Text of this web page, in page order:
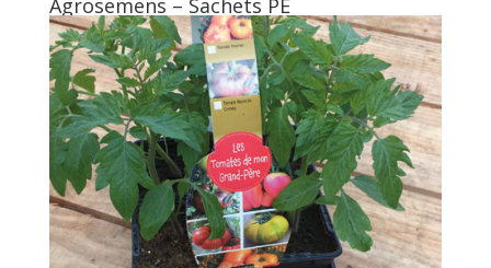
Agrosemens – Sachets PE